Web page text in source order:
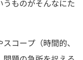
うものがそんなにた
コープ（時間的、